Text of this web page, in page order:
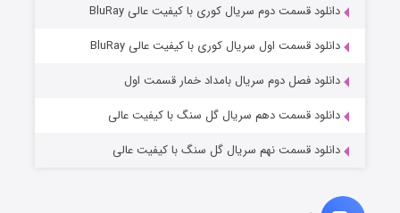
مردگان متحرک: شهر مرده ۳
قسمت2 (زیرنویس) منتشر شد
دانلود قسمت دوم سریال کوری با کیفیت عالی BluRay
دانلود قسمت اول سریال کوری با کیفیت عالی BluRay
دانلود فصل دوم سریال بامداد خمار قسمت اول
دانلود قسمت دهم سریال گل سنگ با کیفیت عالی
دانلود قسمت نهم سریال گل سنگ با کیفیت عالی